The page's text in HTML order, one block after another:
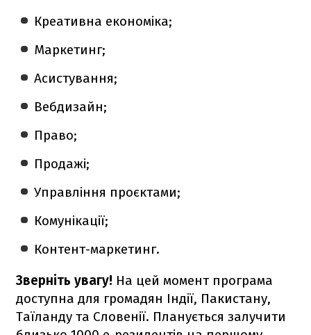
Креативна економіка;
Маркетинг;
Асистування;
Вебдизайн;
Право;
Продажі;
Управління проєктами;
Комунікації;
Контент-маркетинг.
Зверніть увагу! На цей момент програма
доступна для громадян Індії, Пакистану,
Таїланду та Словенії. Планується залучити